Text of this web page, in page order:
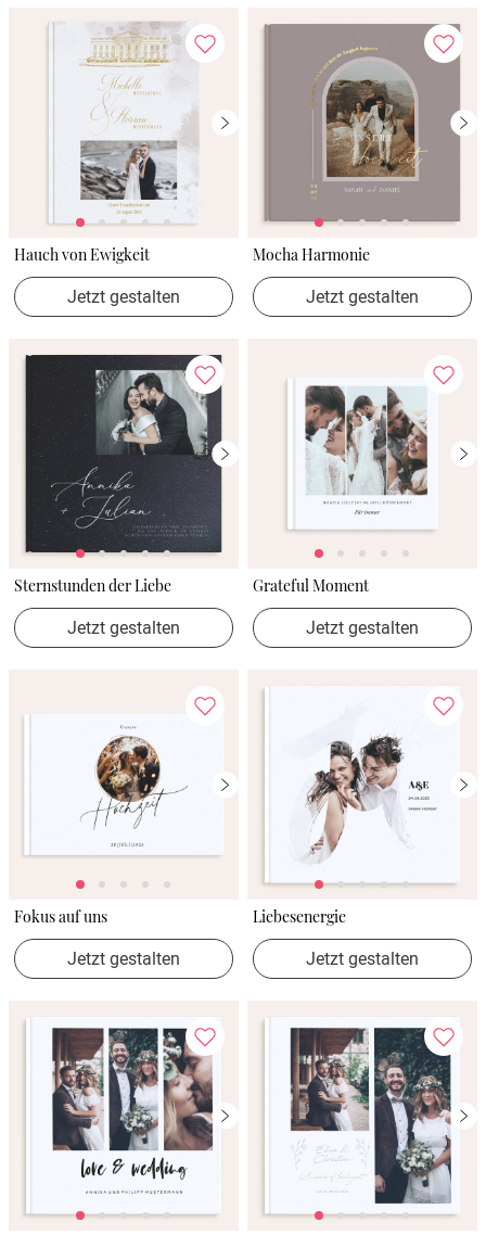
Hauch von Ewigkeit
Jetzt gestalten
Mocha Harmonie
Jetzt gestalten
Sternstunden der Liebe
Jetzt gestalten
Grateful Moment
Jetzt gestalten
Fokus auf uns
Jetzt gestalten
Liebesenergie
Jetzt gestalten